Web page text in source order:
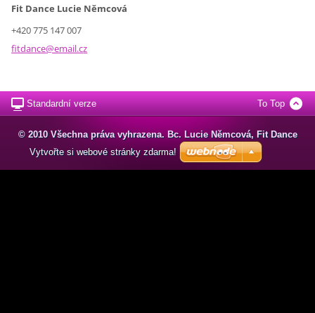
Fit Dance Lucie Němcová
+420 775 147 007
fitdance@email.cz
Standardní verze To Top
© 2010 Všechna práva vyhrazena. Bc. Lucie Němcová, Fit Dance
Vytvořte si webové stránky zdarma!